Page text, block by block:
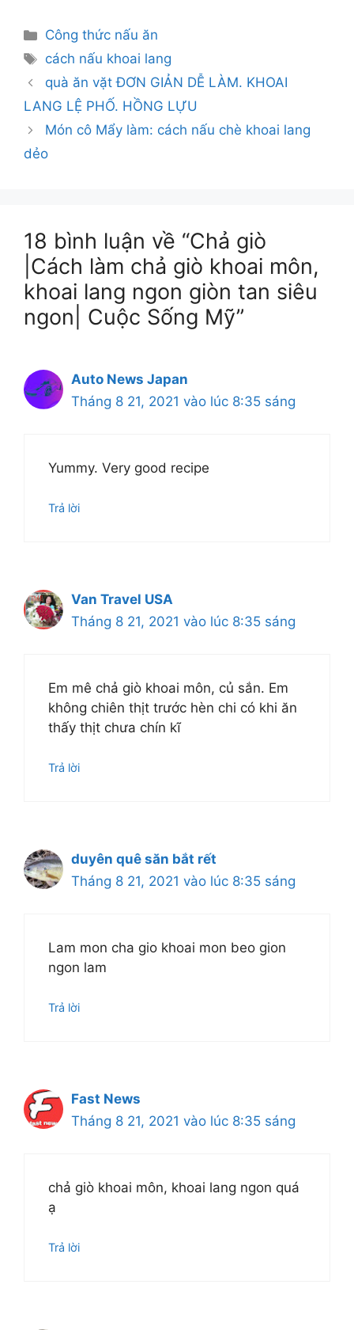
Danh
mục
Công thức nấu ăn
Thẻ
cách nấu khoai lang
quà ăn vặt ĐƠN GIẢN DỄ LÀM. KHOAI
LANG LỆ PHỐ. HỒNG LỰU
Món cô Mẩy làm: cách nấu chè khoai lang
dẻo
18 bình luận về “Chả giò
|Cách làm chả giò khoai môn,
khoai lang ngon giòn tan siêu
ngon| Cuộc Sống Mỹ”
Auto News Japan
Tháng 8 21, 2021 vào lúc 8:35 sáng
Yummy. Very good recipe
Trả lời
Van Travel USA
Tháng 8 21, 2021 vào lúc 8:35 sáng
Em mê chả giò khoai môn, củ sắn. Em
không chiên thịt trước hèn chi có khi ăn
thấy thịt chưa chín kĩ
Trả lời
duyên quê săn bắt rết
Tháng 8 21, 2021 vào lúc 8:35 sáng
Lam mon cha gio khoai mon beo gion
ngon lam
Trả lời
Fast News
Tháng 8 21, 2021 vào lúc 8:35 sáng
chả giò khoai môn, khoai lang ngon quá
ạ
Trả lời